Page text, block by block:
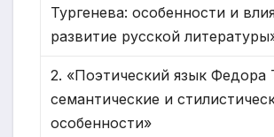
Тургенева: особенности и
развитие русской
2. «Поэтический язык Федора
семантические и
особенности»